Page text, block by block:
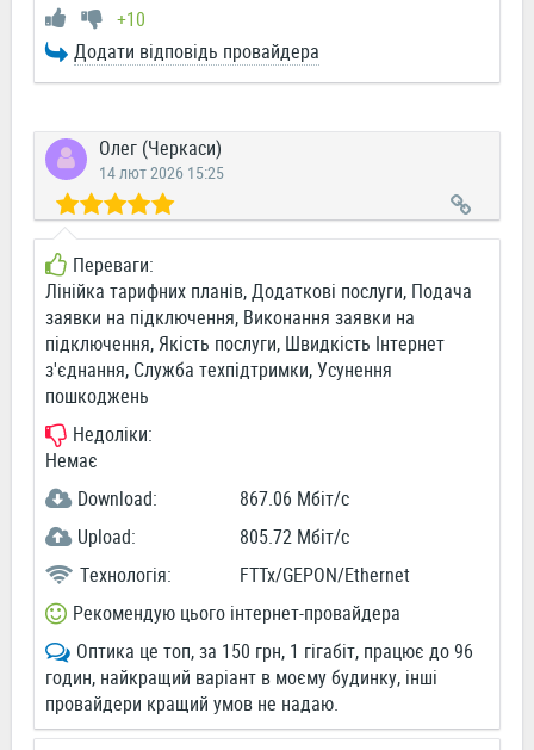
+10
Додати відповідь провайдера
Олег (Черкаси)
14 лют 2026 15:25
Переваги:
Лінійка тарифних планів, Додаткові послуги, Подача
заявки на підключення, Виконання заявки на
підключення, Якість послуги, Швидкість Інтернет
з'єднання, Служба техпідтримки, Усунення
пошкоджень
Недоліки:
Немає
Download:
867.06 Мбіт/c
Upload:
805.72 Мбіт/c
Технологія:
FTTx/GEPON/Ethernet
Рекомендую цього інтернет-провайдера
Оптика це топ, за 150 грн, 1 гігабіт, працює до 96
годин, найкращий варіант в моєму будинку, інші
провайдери кращий умов не надаю.